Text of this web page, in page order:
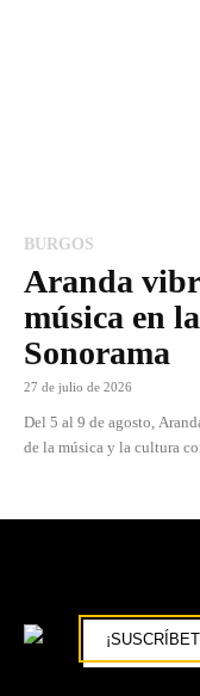
BURGOS
Aranda
música en
Sonorama
27 de julio de 2026
Del 5 al 9 de agosto,
de la música y la cultura